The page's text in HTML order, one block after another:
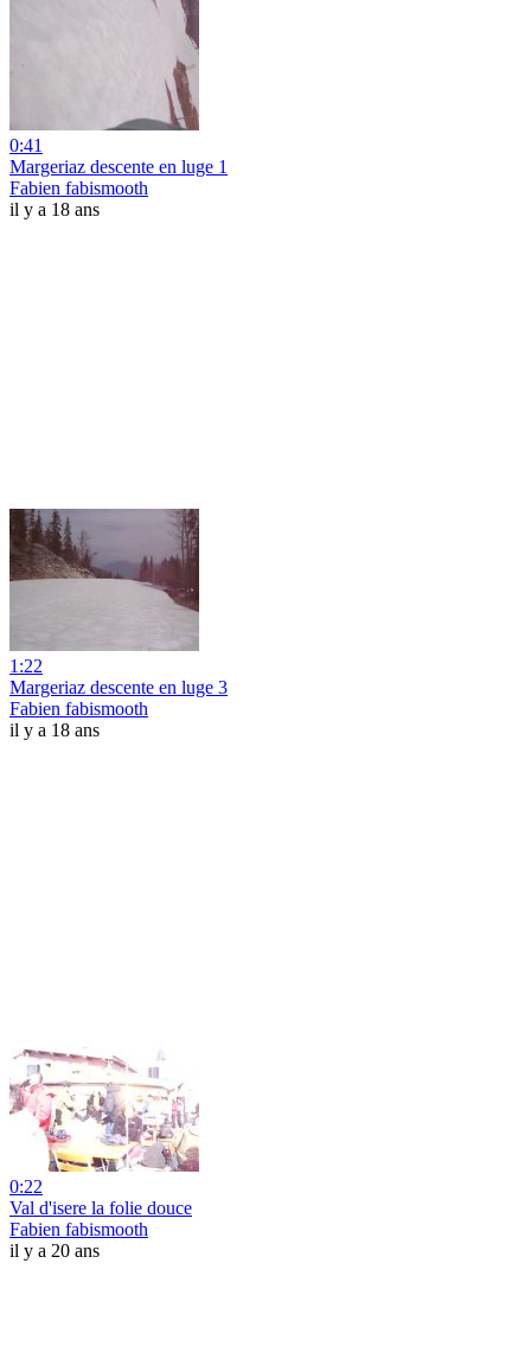
0:41
Margeriaz descente en luge 1
Fabien fabismooth
il y a 18 ans
1:22
Margeriaz descente en luge 3
Fabien fabismooth
il y a 18 ans
0:22
Val d'isere la folie douce
Fabien fabismooth
il y a 20 ans